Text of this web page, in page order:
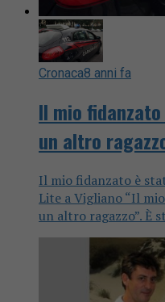
Cronaca8 anni fa
Il mio
un altro
Il mio fidanzato è
Lite a Vigliano “Il
un altro ragazzo”. È